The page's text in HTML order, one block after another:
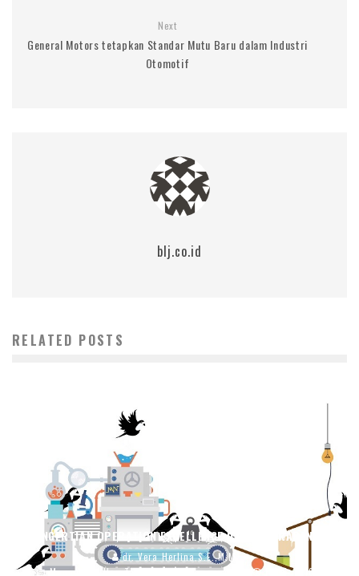
Next
General Motors tetapkan Standar Mutu Baru dalam Industri
Otomotif
blj.co.id
RELATED POSTS
PENGERTIAN OPERATION EXCELLENCE DAN PENERAPANNYA
dr. Vera Herlina,S.E.,M.M.
Managerial How To
Operation Management Feb 5, 2016